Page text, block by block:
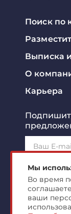
Поиск по
Выписка
О
Карьера
Я
согласен
Мы
Во время
ваши